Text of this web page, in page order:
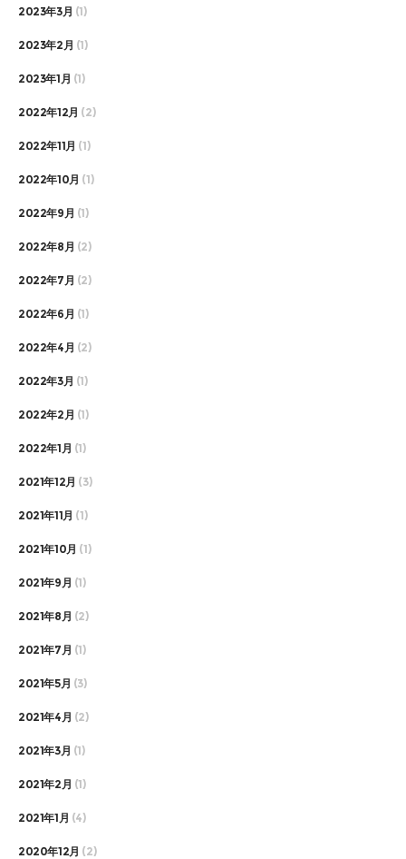
2023年3月 (1)
2023年2月 (1)
2023年1月 (1)
2022年12月 (2)
2022年11月 (1)
2022年10月 (1)
2022年9月 (1)
2022年8月 (2)
2022年7月 (2)
2022年6月 (1)
2022年4月 (2)
2022年3月 (1)
2022年2月 (1)
2022年1月 (1)
2021年12月 (3)
2021年11月 (1)
2021年10月 (1)
2021年9月 (1)
2021年8月 (2)
2021年7月 (1)
2021年5月 (3)
2021年4月 (2)
2021年3月 (1)
2021年2月 (1)
2021年1月 (4)
2020年12月 (2)